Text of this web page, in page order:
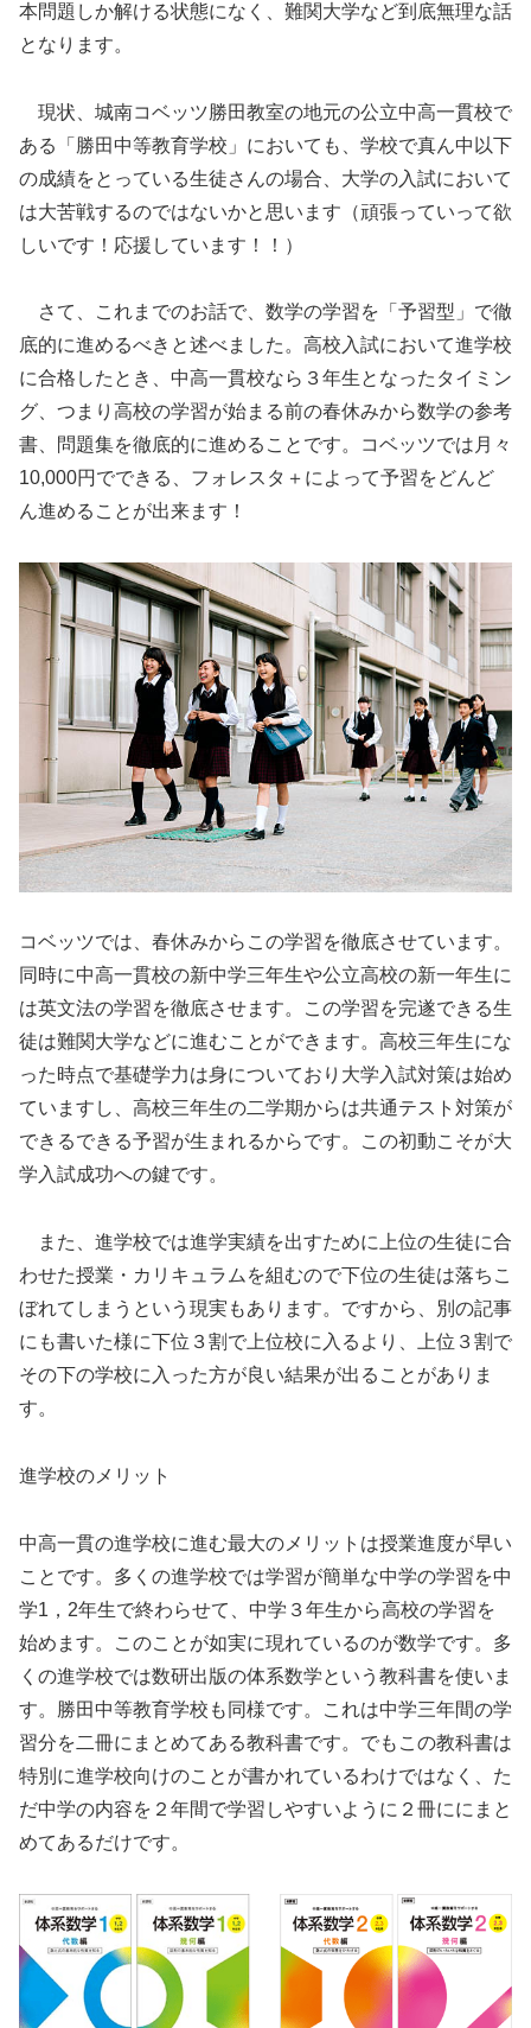
本問題しか解ける状態になく、難関大学など到底無理な話
となります。
現状、城南コベッツ勝田教室の地元の公立中高一貫校で
ある「勝田中等教育学校」においても、学校で真ん中以下
の成績をとっている生徒さんの場合、大学の入試において
は大苦戦するのではないかと思います（頑張っていって欲
しいです！応援しています！！）
さて、これまでのお話で、数学の学習を「予習型」で徹
底的に進めるべきと述べました。高校入試において進学校
に合格したとき、中高一貫校なら３年生となったタイミン
グ、つまり高校の学習が始まる前の春休みから数学の参考
書、問題集を徹底的に進めることです。コベッツでは月々
10,000円でできる、フォレスタ＋によって予習をどんど
ん進めることが出来ます！
コベッツでは、春休みからこの学習を徹底させています。
同時に中高一貫校の新中学三年生や公立高校の新一年生に
は英文法の学習を徹底させます。この学習を完遂できる生
徒は難関大学などに進むことができます。高校三年生にな
った時点で基礎学力は身についており大学入試対策は始め
ていますし、高校三年生の二学期からは共通テスト対策が
できるできる予習が生まれるからです。この初動こそが大
学入試成功への鍵です。
また、進学校では進学実績を出すために上位の生徒に合
わせた授業・カリキュラムを組むので下位の生徒は落ちこ
ぼれてしまうという現実もあります。ですから、別の記事
にも書いた様に下位３割で上位校に入るより、上位３割で
その下の学校に入った方が良い結果が出ることがありま
す。
進学校のメリット
中高一貫の進学校に進む最大のメリットは授業進度が早い
ことです。多くの進学校では学習が簡単な中学の学習を中
学1，2年生で終わらせて、中学３年生から高校の学習を
始めます。このことが如実に現れているのが数学です。多
くの進学校では数研出版の体系数学という教科書を使いま
す。勝田中等教育学校も同様です。これは中学三年間の学
習分を二冊にまとめてある教科書です。でもこの教科書は
特別に進学校向けのことが書かれているわけではなく、た
だ中学の内容を２年間で学習しやすいように２冊ににまと
めてあるだけです。